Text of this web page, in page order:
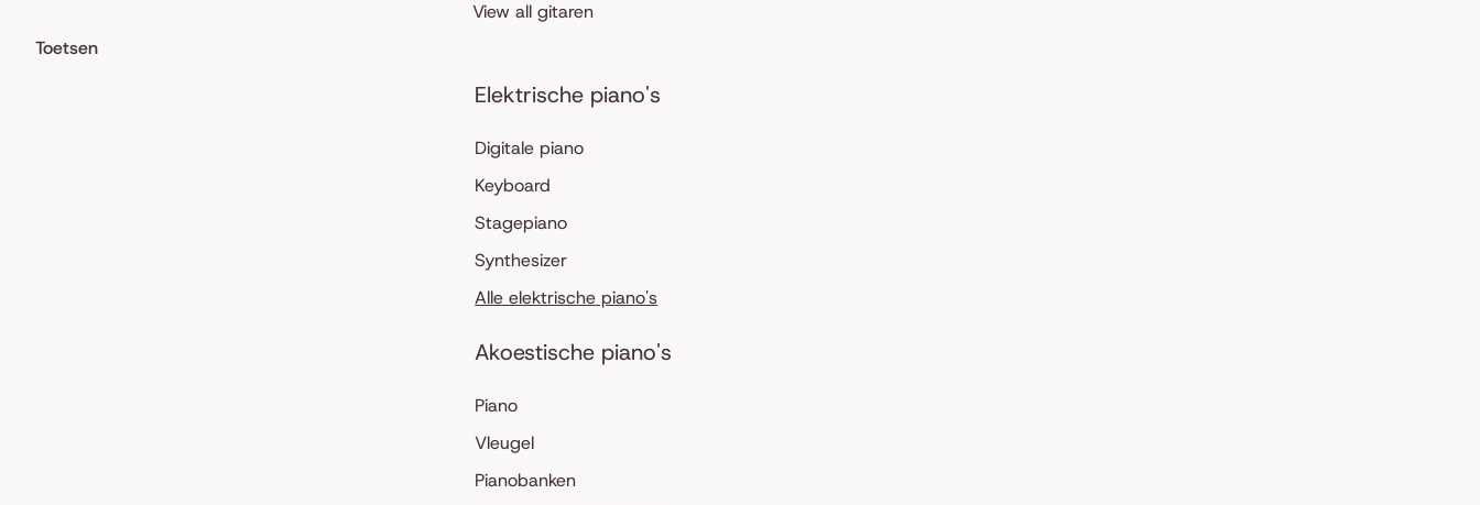
View all gitaren
Toetsen
Elektrische piano's
Digitale piano
Keyboard
Stagepiano
Synthesizer
Alle elektrische piano's
Akoestische piano's
Piano
Vleugel
Pianobanken